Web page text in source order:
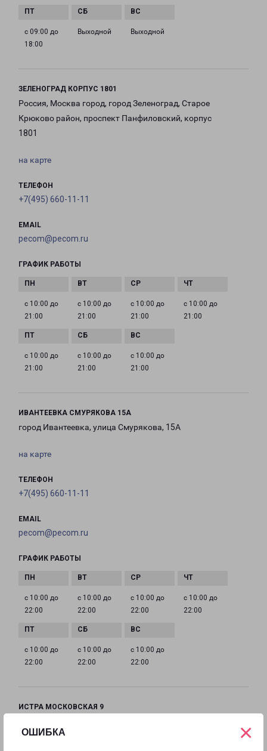
ОШИБКА ×
с 09:00 до
18:00
Выходной Выходной
ЗЕЛЕНОГРАД КОРПУС 1801
Россия, Москва город, город Зеленоград, Старое
Крюково район, проспект Панфиловский, корпус
1801
на карте
ТЕЛЕФОН
+7(495) 660-11-11
EMAIL
pecom@pecom.ru
ГРАФИК РАБОТЫ
с 10:00 до
21:00
с 10:00 до
21:00
с 10:00 до
21:00
с 10:00 до
21:00
с 10:00 до
21:00
с 10:00 до
21:00
с 10:00 до
21:00
ИВАНТЕЕВКА СМУРЯКОВА 15А
город Ивантеевка, улица Смурякова, 15А
на карте
ТЕЛЕФОН
+7(495) 660-11-11
EMAIL
pecom@pecom.ru
ГРАФИК РАБОТЫ
с 10:00 до
22:00
с 10:00 до
22:00
с 10:00 до
22:00
с 10:00 до
22:00
с 10:00 до
22:00
с 10:00 до
22:00
с 10:00 до
22:00
ИСТРА МОСКОВСКАЯ 9